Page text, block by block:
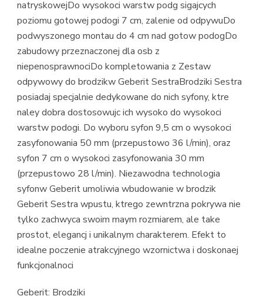
natryskowejDo wysokoci warstw podg sigajcych
poziomu gotowej podogi 7 cm, zalenie od odpywuDo
podwyszonego montau do 4 cm nad gotow podogDo
zabudowy przeznaczonej dla osb z
niepenosprawnociDo kompletowania z Zestaw
odpywowy do brodzikw Geberit SestraBrodziki Sestra
posiadaj specjalnie dedykowane do nich syfony, ktre
naley dobra dostosowujc ich wysoko do wysokoci
warstw podogi. Do wyboru syfon 9,5 cm o wysokoci
zasyfonowania 50 mm (przepustowo 36 l/min), oraz
syfon 7 cm o wysokoci zasyfonowania 30 mm
(przepustowo 28 l/min). Niezawodna technologia
syfonw Geberit umoliwia wbudowanie w brodzik
Geberit Sestra wpustu, ktrego zewntrzna pokrywa nie
tylko zachwyca swoim maym rozmiarem, ale take
prostot, elegancj i unikalnym charakterem. Efekt to
idealne poczenie atrakcyjnego wzornictwa i doskonaej
funkcjonalnoci
Geberit: Brodziki